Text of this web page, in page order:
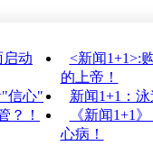
启动
<新闻1+1>:
的上帝！
"信心"
新闻1+1：
？！
《新闻1+1
心病！